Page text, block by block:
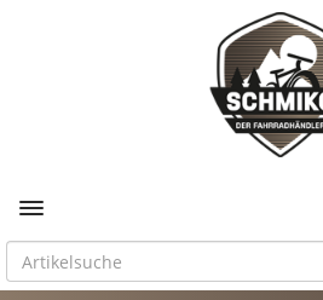
Toggle navigation